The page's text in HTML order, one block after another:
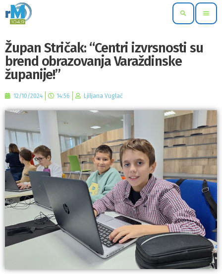
search menu
Župan Stričak: “Centri izvrsnosti su
brend obrazovanja Varaždinske
županije!”
12/10/2024 14:56 Ljiljana Vuglač